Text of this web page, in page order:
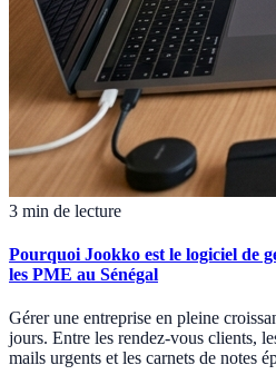
3 min de lecture
Pourquoi Jookko est le logiciel de
les PME au Sénégal
Gérer une entreprise en pleine
jours. Entre les rendez-vous clients,
mails urgents et les carnets de notes